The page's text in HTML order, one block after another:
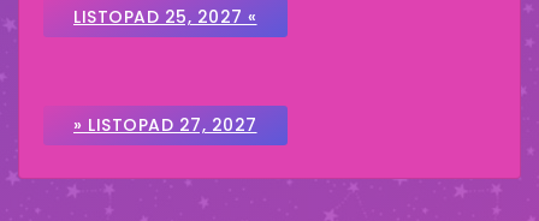
LISTOPAD 25, 2027 «
» LISTOPAD 27, 2027